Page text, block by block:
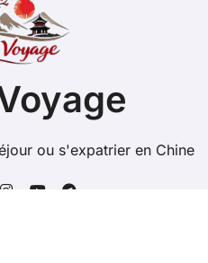
ou s'expatrier en Chine